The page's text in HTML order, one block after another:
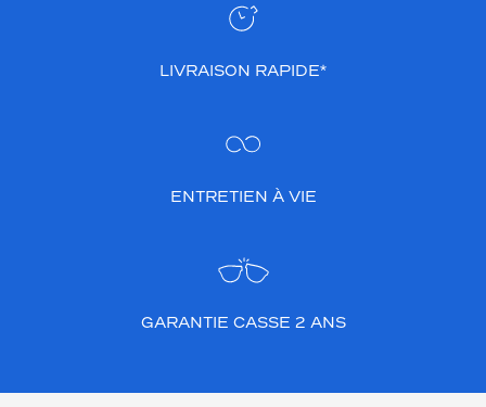
LIVRAISON RAPIDE*
ENTRETIEN À VIE
GARANTIE CASSE 2 ANS